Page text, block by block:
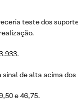
teste dos
de alta acima dos
e 46,75.